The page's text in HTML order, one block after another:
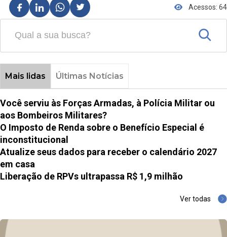
Acessos: 64
Mais lidas Últimas Notícias
Você serviu às Forças Armadas, à Polícia Militar ou
aos Bombeiros Militares?
O Imposto de Renda sobre o Benefício Especial é
inconstitucional
Atualize seus dados para receber o calendário 2027
em casa
Liberação de RPVs ultrapassa R$ 1,9 milhão
Ver todas